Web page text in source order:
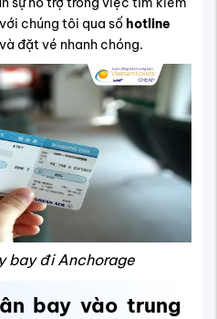
chúng tôi qua số hotline
đặt vé nhanh chóng.
bay đi Anchorage
bay vào trung